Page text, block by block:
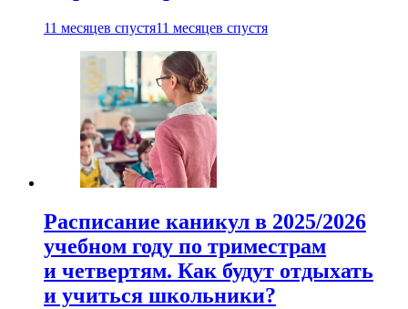
11 месяцев спустя11 месяцев спустя
Расписание каникул в 2025/2026
учебном году по триместрам
и четвертям. Как будут отдыхать
и учиться школьники?